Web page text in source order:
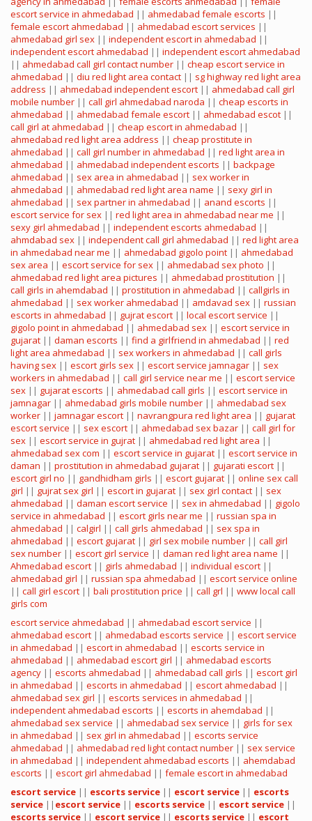
escort service in ahmedabad || ahmedabad female escorts ||
female escort ahmedabad || ahmedabad escort services ||
ahmedabad girl sex || independent escort in ahmedabad ||
independent escort ahmedabad || independent escort ahmedabad
|| ahmedabad call girl contact number || cheap escort service in
ahmedabad || diu red light area contact || sg highway red light area
address || ahmedabad independent escort || ahmedabad call girl
mobile number || call girl ahmedabad naroda || cheap escorts in
ahmedabad || ahmedabad female escort || ahmedabad escot ||
call girl at ahmedabad || cheap escort in ahmedabad ||
ahmedabad red light area address || cheap prostitute in
ahmedabad || call girl number in ahmedabad || red light area in
ahmedabad || ahmedabad independent escorts || backpage
ahmedabad || sex area in ahmedabad || sex worker in
ahmedabad || ahmedabad red light area name || sexy girl in
ahmedabad || sex partner in ahmedabad || anand escorts ||
escort service for sex || red light area in ahmedabad near me ||
sexy girl ahmedabad || independent escorts ahmedabad ||
ahmdabad sex || independent call girl ahmedabad || red light area
in ahmedabad near me || ahmedabad gigolo point || ahmedabad
sex area || escort service for sex || ahmedabad sex photo ||
ahmedabad red light area pictures || ahmedabad prostitution ||
call girls in ahemdabad || prostitution in ahmedabad || callgirls in
ahmedabad || sex worker ahmedabad || amdavad sex || russian
escorts in ahmedabad || gujrat escort || local escort service ||
gigolo point in ahmedabad || ahmedabad sex || escort service in
gujarat || daman escorts || find a girlfriend in ahmedabad || red
light area ahmedabad || sex workers in ahmedabad || call girls
having sex || escort girls sex || escort service jamnagar || sex
workers in ahmedabad || call girl service near me || escort service
sex || gujarat escorts || ahmedabad call girls || escort service in
jamnagar || ahmedabad girls mobile number || ahmedabad sex
worker || jamnagar escort || navrangpura red light area || gujarat
escort service || sex escort || ahmedabad sex bazar || call girl for
sex || escort service in gujrat || ahmedabad red light area ||
ahmedabad sex com || escort service in gujarat || escort service in
daman || prostitution in ahmedabad gujarat || gujarati escort ||
escort girl no || gandhidham girls || escort gujarat || online sex call
girl || gujrat sex girl || escort in gujarat || sex girl contact || sex
ahmedabad || daman escort service || sex in ahmedabad || gigolo
service in ahmedabad || escort girls near me || russian spa in
ahmedabad || calgirl || call girls ahmedabad || sex spa in
ahmedabad || escort gujarat || girl sex mobile number || call girl
sex number || escort girl service || daman red light area name ||
Ahmedabad escort || girls ahmedabad || individual escort ||
ahmedabad girl || russian spa ahmedabad || escort service online
|| call girl escort || bali prostitution price || call grl || www local call
girls com
escort service ahmedabad || ahmedabad escort service ||
ahmedabad escort || ahmedabad escorts service || escort service
in ahmedabad || escort in ahmedabad || escorts service in
ahmedabad || ahmedabad escort girl || ahmedabad escorts
agency || escorts ahmedabad || ahmedabad call girls || escort girl
in ahmedabad || escorts in ahmedabad || escort ahmedabad ||
ahmedabad sex girl || escorts services in ahmedabad ||
independent ahmedabad escorts || escorts in ahemdabad ||
ahmedabad sex service || ahmedabad sex service || girls for sex
in ahmedabad || sex girl in ahmedabad || escorts service
ahmedabad || ahmedabad red light contact number || sex service
in ahmedabad || independent ahmedabad escorts || ahemdabad
escorts || escort girl ahmedabad || female escort in ahmedabad
escort service || escorts service || escort service || escorts
service || escort service || escorts service || escort service ||
escorts service || escort service || escorts service || escort